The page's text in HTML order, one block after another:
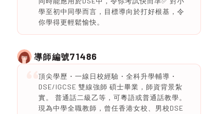
學至初中同學而言，目標導向於打好根基，令
你學得更輕鬆愉快。
導師編號71486
頂尖學歷・一線日校經驗・全科升學輔導・
DSE/IGCSE 雙線強師 碩士畢業，師資背景紮
實。 普通話二級乙等，可粵語或普通話教學。
現為中學全職教師，曾任香港女校、男校DSE